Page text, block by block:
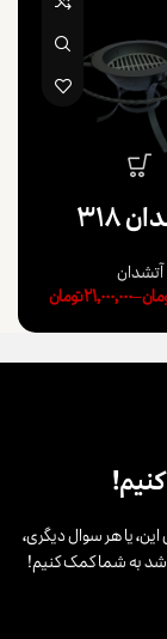
318
آتشدان
–
21,000,000تومان
یا هر سوال دیگری،
شد به شما کمک کنیم!